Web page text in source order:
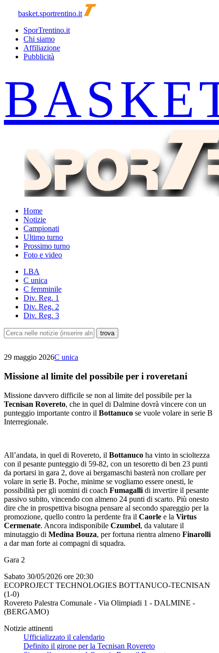
basket.sportrentino.it
SporTrentino.it
Chi siamo
Affiliazione
Pubblicità
Home
Notizie
Campionati
Ultimo turno
Prossimo turno
Foto e video
LBA
C unica
C femminile
Div. Reg. 1
Div. Reg. 2
Div. Reg. 3
29 maggio 2026C unica
Missione al limite del possibile per i roveretani
Missione davvero difficile se non al limite del possibile per la
Tecnisan Rovereto, che in quel di Dalmine dovrà vincere con un
punteggio importante contro il Bottanuco se vuole volare in serie B
Interregionale.
All’andata, in quel di Rovereto, il Bottanuco ha vinto in scioltezza
con il pesante punteggio di 59-82, con un tesoretto di ben 23 punti
da portarsi in gara 2, dove ai bergamaschi basterà non crollare per
volare in serie B. Poche, minime se vogliamo essere onesti, le
possibilità per gli uomini di coach Fumagalli di invertire il pesante
passivo subito, vincendo con almeno 24 punti di scarto. Più onesto
dire che in prospettiva bisogna pensare al secondo spareggio per la
promozione, quello contro la perdente fra il Caorle e la Virtus
Cermenate. Ancora indisponibile Czumbel, da valutare il
minutaggio di Medina Bouza, per fortuna rientra almeno Finarolli
a dar man forte ai compagni di squadra.
Gara 2
Sabato 30/05/2026 ore 20:30
ECOPROJECT TECHNOLOGIES BOTTANUCO-TECNISAN
(1-0)
Rovereto Palestra Comunale - Via Olimpiadi 1 - DALMINE -
(BERGAMO)
Notizie attinenti
Ufficializzato il calendario
Definito il girone per la Tecnisan Rovereto